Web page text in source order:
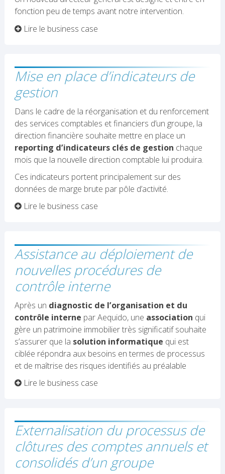
fonction peu de temps avant notre intervention.
Lire le business case
Mise en place d’indicateurs de
gestion
Dans le cadre de la réorganisation et du renforcement
des services comptables et financiers d’un groupe, la
direction financière souhaite mettre en place un
reporting d’indicateurs clés de gestion chaque
mois que la nouvelle direction comptable lui produira.
Ces indicateurs portent principalement sur des
données de marge brute par pôle d’activité.
Lire le business case
Assistance au déploiement de
nouvelles procédures de
contrôle interne
Après un diagnostic de l’organisation et du
contrôle interne par Aequido, une association qui
gère un patrimoine immobilier très significatif souhaite
s’assurer que la solution informatique qui est
ciblée répondra aux besoins en termes de processus
et de maîtrise des risques identifiés au préalable
Lire le business case
Externalisation du processus de
clôtures des comptes annuels et
consolidés d’un groupe